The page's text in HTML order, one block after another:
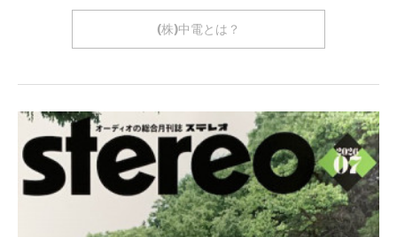
(株)中電とは？